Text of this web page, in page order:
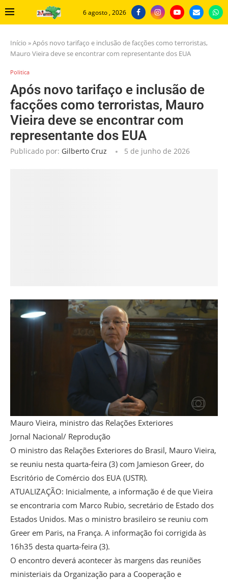
6 agosto , 2026
Início »Após novo tarifaço e inclusão de facções como terroristas,
Mauro Vieira deve se encontrar com representante dos EUA
Politica
Após novo tarifaço e inclusão de
facções como terroristas, Mauro
Vieira deve se encontrar com
representante dos EUA
Publicado por: Gilberto Cruz 5 de junho de 2026
Mauro Vieira, ministro das Relações Exteriores
Jornal Nacional/ Reprodução
O ministro das Relações Exteriores do Brasil, Mauro Vieira,
se reuniu nesta quarta-feira (3) com Jamieson Greer, do
Escritório de Comércio dos EUA (USTR).
ATUALIZAÇÃO: Inicialmente, a informação é de que Vieira
se encontraria com Marco Rubio, secretário de Estado dos
Estados Unidos. Mas o ministro brasileiro se reuniu com
Greer em Paris, na França. A informação foi corrigida às
16h35 desta quarta-feira (3).
O encontro deverá acontecer às margens das reuniões
ministeriais da Organização para a Cooperação e